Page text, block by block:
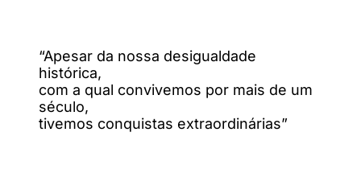
“Apesar da nossa desigualdade
histórica,
com a qual convivemos por mais de um
século,
tivemos conquistas extraordinárias”